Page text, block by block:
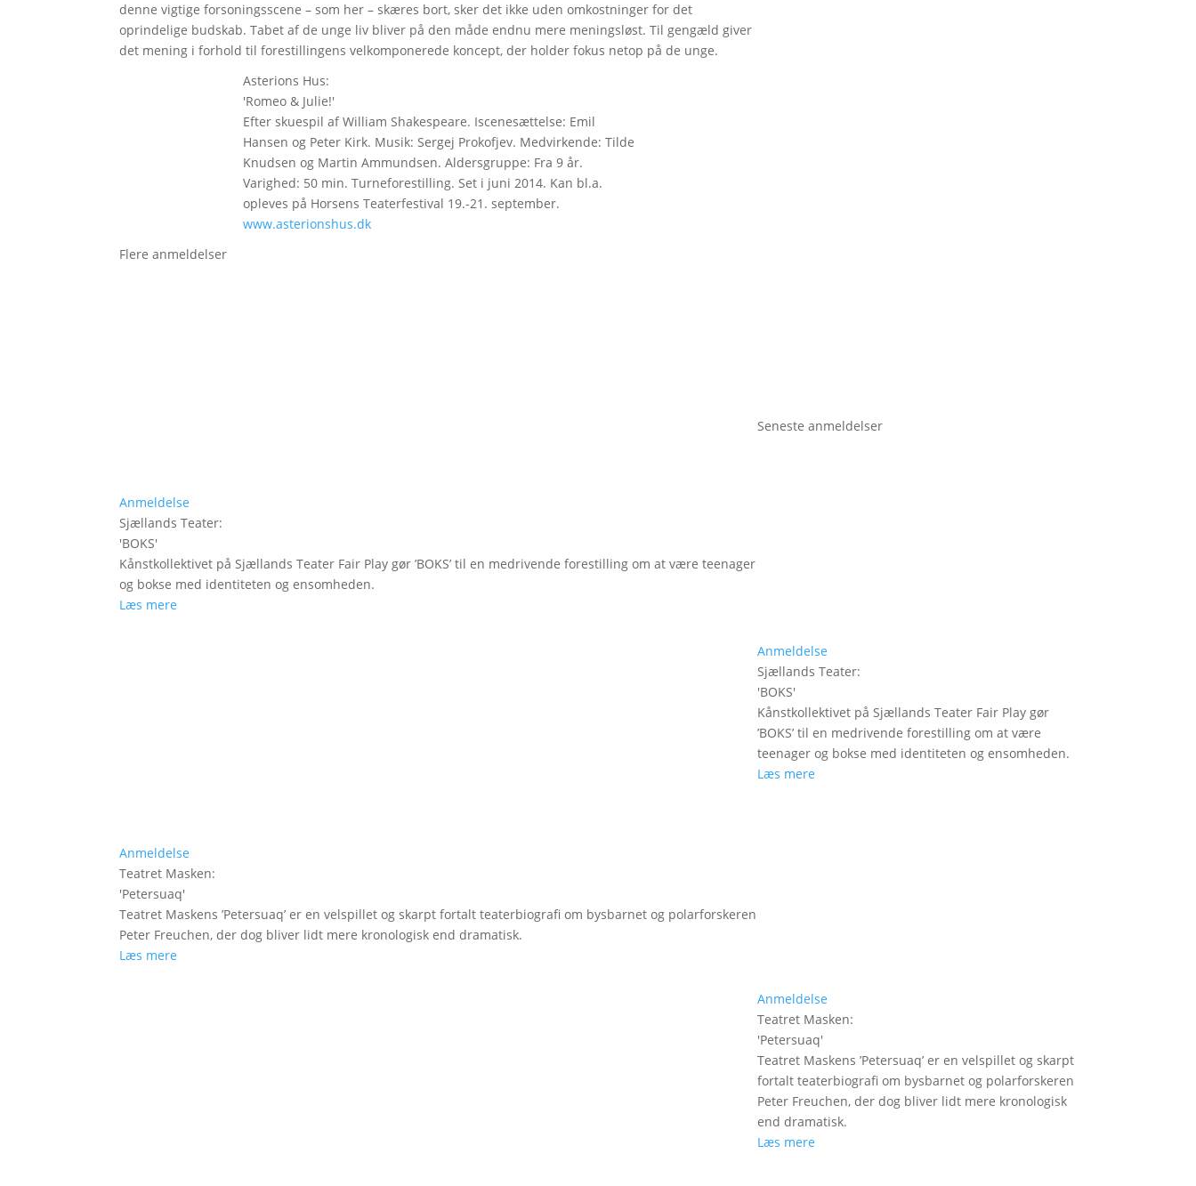
denne vigtige forsoningsscene – som her – skæres bort, sker det ikke uden omkostninger for det
oprindelige budskab. Tabet af de unge liv bliver på den måde endnu mere meningsløst. Til gengæld giver
det mening i forhold til forestillingens velkomponerede koncept, der holder fokus netop på de unge.
Asterions Hus:
'Romeo & Julie!'
Efter skuespil af William Shakespeare. Iscenesættelse: Emil
Hansen og Peter Kirk. Musik: Sergej Prokofjev. Medvirkende: Tilde
Knudsen og Martin Ammundsen. Aldersgruppe: Fra 9 år.
Varighed: 50 min. Turneforestilling. Set i juni 2014. Kan bl.a.
opleves på Horsens Teaterfestival 19.-21. september.
www.asterionshus.dk
Flere anmeldelser
Anmeldelse
Sjællands Teater:
'BOKS'
Kånstkollektivet på Sjællands Teater Fair Play gør ’BOKS’ til en medrivende forestilling om at være teenager
og bokse med identiteten og ensomheden.
Læs mere
Anmeldelse
Teatret Masken:
'Petersuaq'
Teatret Maskens ’Petersuaq’ er en velspillet og skarpt fortalt teaterbiografi om bysbarnet og polarforskeren
Peter Freuchen, der dog bliver lidt mere kronologisk end dramatisk.
Læs mere
Seneste anmeldelser
Anmeldelse
Sjællands Teater:
'BOKS'
Kånstkollektivet på Sjællands Teater Fair Play gør
’BOKS’ til en medrivende forestilling om at være
teenager og bokse med identiteten og ensomheden.
Læs mere
Anmeldelse
Teatret Masken:
'Petersuaq'
Teatret Maskens ’Petersuaq’ er en velspillet og skarpt
fortalt teaterbiografi om bysbarnet og polarforskeren
Peter Freuchen, der dog bliver lidt mere kronologisk
end dramatisk.
Læs mere